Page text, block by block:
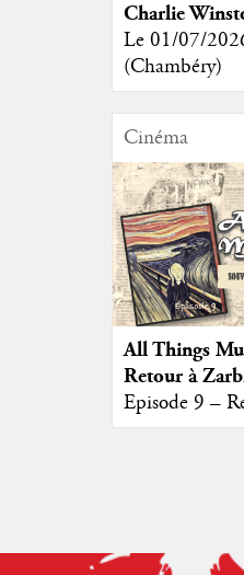
Charlie
Le 01/07/
(Chambéry)
Cinéma
All Things
Retour à
Episode 9 –